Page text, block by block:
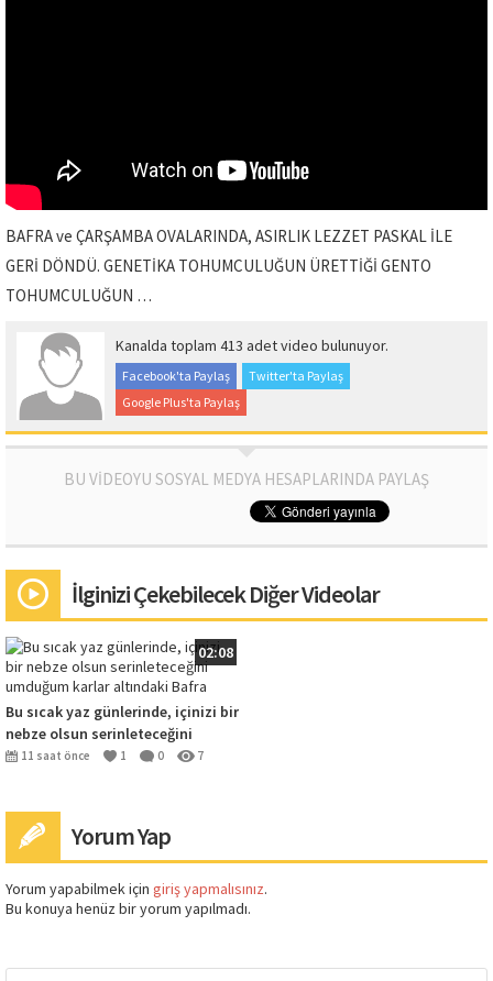
BAFRA ve ÇARŞAMBA OVALARINDA, ASIRLIK LEZZET PASKAL İLE
GERİ DÖNDÜ. GENETİKA TOHUMCULUĞUN ÜRETTİĞİ GENTO
TOHUMCULUĞUN …
Kanalda toplam 413 adet video bulunuyor.
Facebook'ta Paylaş
Twitter'ta Paylaş
Google Plus'ta Paylaş
BU VİDEOYU SOSYAL MEDYA HESAPLARINDA PAYLAŞ
İlginizi Çekebilecek Diğer Videolar
02:08
Bu sıcak yaz günlerinde, içinizi bir
nebze olsun serinleteceğini
umduğum karlar altındaki Bafra
11 saat önce 1 0 7
Yorum Yap
Yorum yapabilmek için giriş yapmalısınız.
Bu konuya henüz bir yorum yapılmadı.